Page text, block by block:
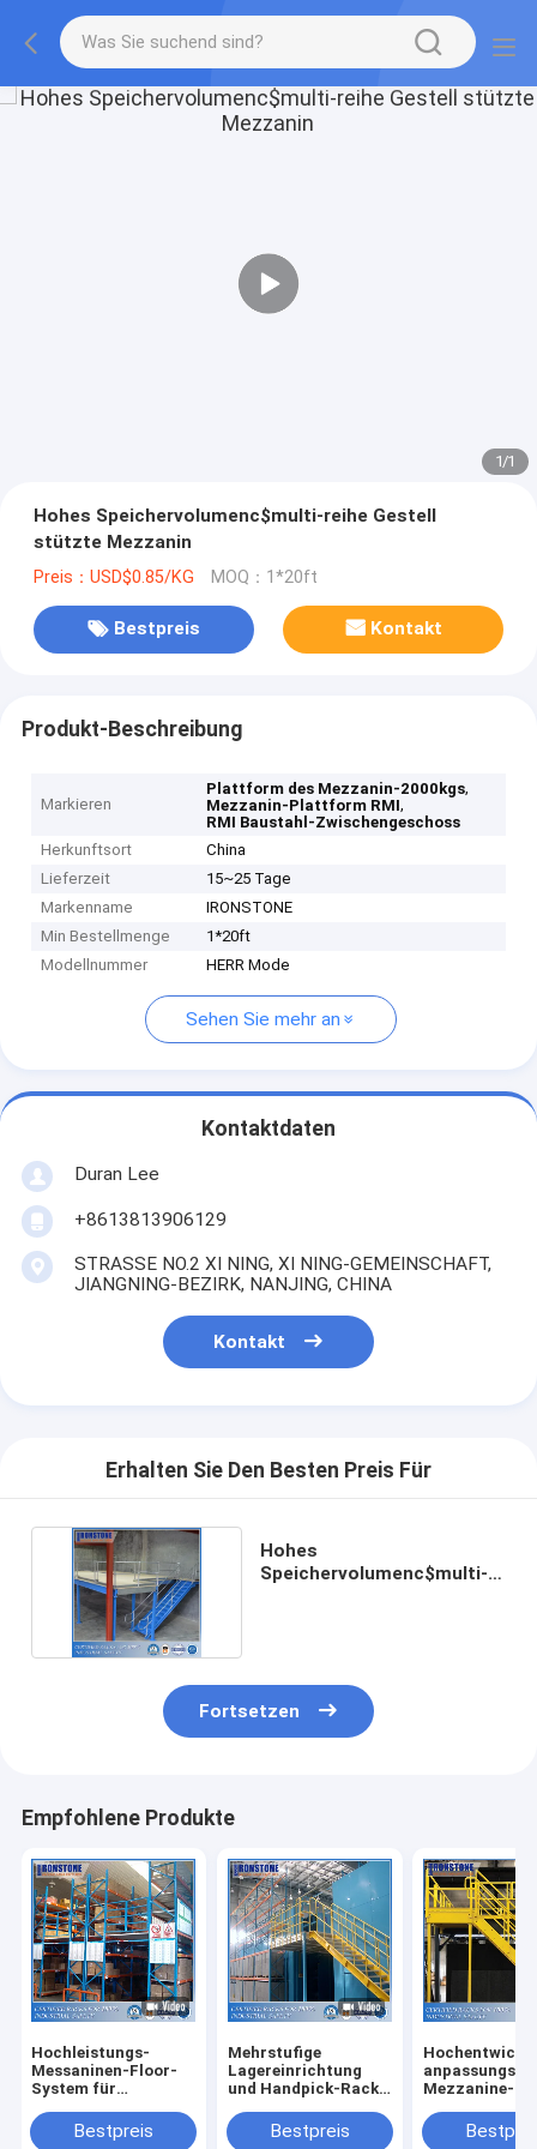
1/1
Hohes Speichervolumenc$multi-reihe Gestell
stützte Mezzanin
Preis：USD$0.85/KG MOQ：1*20ft
Bestpreis Kontakt
Produkt-Beschreibung
Markieren
Plattform des Mezzanin-2000kgs,
Mezzanin-Plattform RMI,
RMI Baustahl-Zwischengeschoss
Herkunftsort
China
Lieferzeit
15~25 Tage
Markenname
IRONSTONE
Min Bestellmenge
1*20ft
Modellnummer
HERR Mode
Sehen Sie mehr an
Kontaktdaten
Duran Lee
+8613813906129
STRASSE NO.2 XI NING, XI NING-GEMEINSCHAFT,
JIANGNING-BEZIRK, NANJING, CHINA
Kontakt
Erhalten Sie Den Besten Preis Für
Hohes
Speichervolumenc$multi-
Fortsetzen
Empfohlene Produkte
Hochleistungs-
Messaninen-Floor-
System für
Bestpreis
Mehrstufige
Lagereinrichtung
und Handpick-Rack
MezzanineBestpreis
Mezzanine-